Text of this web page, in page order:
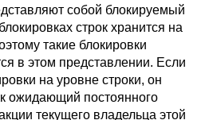
собой блокируемый
строк хранится на
такие блокировки
в этом представлении. Если
на уровне строки, он
ожидающий постоянного
текущего владельца этой